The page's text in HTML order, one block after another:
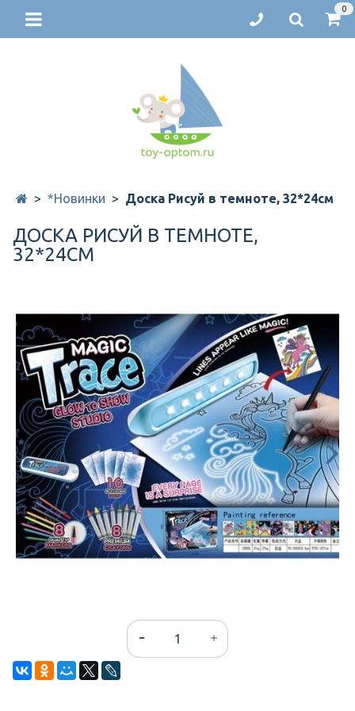
0
*Новинки Доска Рисуй в темноте, 32*24см
ДОСКА РИСУЙ В ТЕМНОТЕ,
32*24СМ